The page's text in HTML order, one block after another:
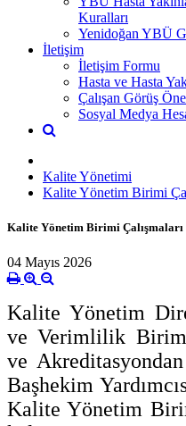
Kuralları
Yenidoğan YBÜ
İletişim
İletişim Formu
Hasta ve Hasta
Çalışan Görüş
Sosyal Medya
Kalite Yönetimi
Kalite Yönetim Birimi
Kalite Yönetim Birimi Çalışmaları
04 Mayıs 2026
Kalite Yönetim
ve Verimlilik
ve
Başhekim
Kalite Yönetim